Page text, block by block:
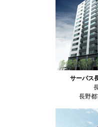
サーパス
長野